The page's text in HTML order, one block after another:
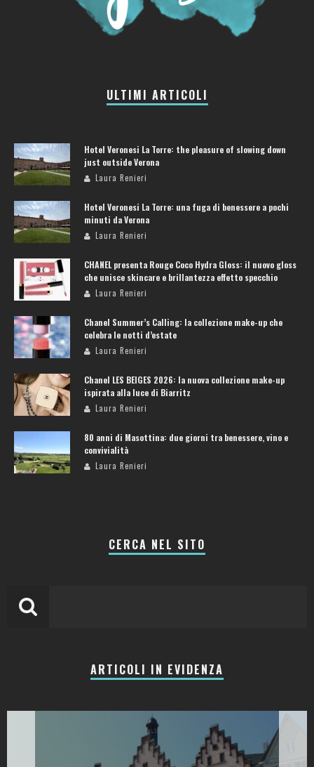
ULTIMI ARTICOLI
Hotel Veronesi La Torre: the pleasure of slowing down
just outside Verona
Laura Renieri
Hotel Veronesi La Torre: una fuga di benessere a pochi
minuti da Verona
Laura Renieri
CHANEL presenta Rouge Coco Hydra Gloss: il nuovo gloss
che unisce skincare e brillantezza effetto specchio
Laura Renieri
Chanel Summer’s Calling: la collezione make-up che
celebra le notti d’estate
Laura Renieri
Chanel LES BEIGES 2026: la nuova collezione make-up
ispirata alla luce di Biarritz
Laura Renieri
80 anni di Masottina: due giorni tra benessere, vino e
convivialità
Laura Renieri
CERCA NEL SITO
ARTICOLI IN EVIDENZA